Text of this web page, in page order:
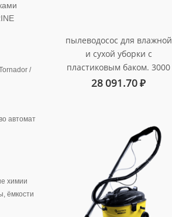
/
автомат
химии
ёмкости
пылеводосос для влажной
и сухой уборки с
пластиковым баком. 3000
вт, 3 турбины
28 091.70₽